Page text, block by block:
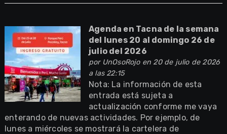
Agenda en Tacna de la semana
del lunes 20 al domingo 26 de
julio del 2026
por UnOsoRojoen 20 de julio de 2026
a las 22:15
Nota: La información de esta
entrada está sujeta a
actualización conforme me vaya
enterando de nuevas actividades. Por ejemplo, de
lunes a miércoles se mostrará la cartelera de